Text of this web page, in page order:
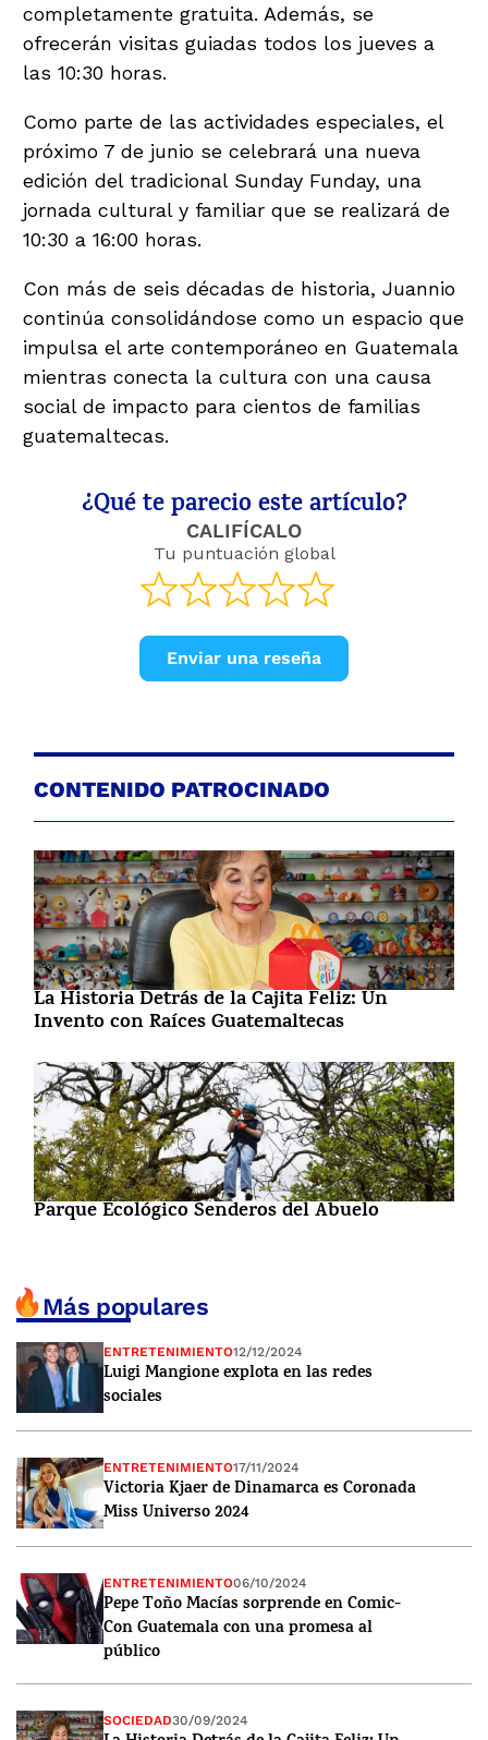
completamente gratuita. Además, se
ofrecerán visitas guiadas todos los jueves a
las 10:30 horas.
Como parte de las actividades especiales, el
próximo 7 de junio se celebrará una nueva
edición del tradicional Sunday Funday, una
jornada cultural y familiar que se realizará de
10:30 a 16:00 horas.
Con más de seis décadas de historia, Juannio
continúa consolidándose como un espacio que
impulsa el arte contemporáneo en Guatemala
mientras conecta la cultura con una causa
social de impacto para cientos de familias
guatemaltecas.
¿Qué te parecio este artículo?
CALIFÍCALO
Tu puntuación global
Enviar una reseña
CONTENIDO PATROCINADO
La Historia Detrás de la Cajita Feliz: Un
Invento con Raíces Guatemaltecas
Parque Ecológico Senderos del Abuelo
Más populares
ENTRETENIMIENTO12/12/2024
Luigi Mangione explota en las redes
sociales
ENTRETENIMIENTO17/11/2024
Victoria Kjaer de Dinamarca es Coronada
Miss Universo 2024
ENTRETENIMIENTO06/10/2024
Pepe Toño Macías sorprende en Comic-
Con Guatemala con una promesa al
público
SOCIEDAD30/09/2024